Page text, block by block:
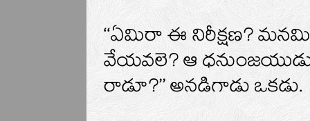
‘‘ఏమిరా ఈ నిరీక్షణ?
వేయవలె? ఆ
రాడూ?’’ అనడిగాడు ఒకడు.